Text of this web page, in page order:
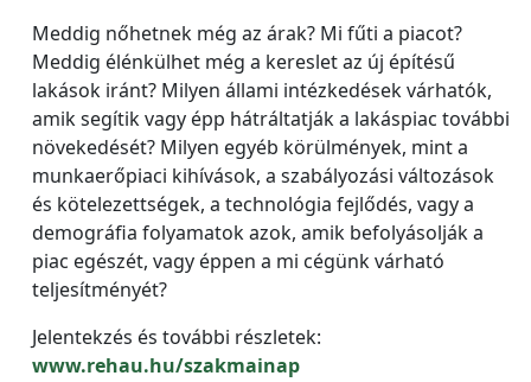
Meddig nőhetnek még az árak? Mi fűti a piacot?
Meddig élénkülhet még a kereslet az új építésű
lakások iránt? Milyen állami intézkedések várhatók,
amik segítik vagy épp hátráltatják a lakáspiac további
növekedését? Milyen egyéb körülmények, mint a
munkaerőpiaci kihívások, a szabályozási változások
és kötelezettségek, a technológia fejlődés, vagy a
demográfia folyamatok azok, amik befolyásolják a
piac egészét, vagy éppen a mi cégünk várható
teljesítményét?
Jelentekzés és további részletek:
www.rehau.hu/szakmainap